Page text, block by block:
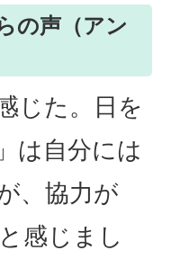
の声（アン
じた。日を
は自分には
、協力が
感じまし